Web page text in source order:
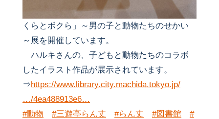
くらとボクら」～男の子と動物たちのせかい
～展を開催しています。
ハルキさんの、子どもと動物たちのコラボ
したイラスト作品が展示されています。
⇒https://www.library.city.machida.tokyo.jp/
…/4ea488913e6…
#動物
#三遊亭らん丈 #らん丈 #図書館
#